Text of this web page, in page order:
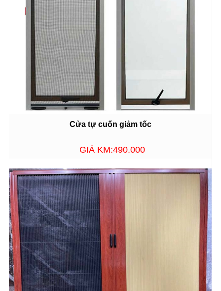
Cửa tự cuốn giảm tốc
GIÁ KM:490.000